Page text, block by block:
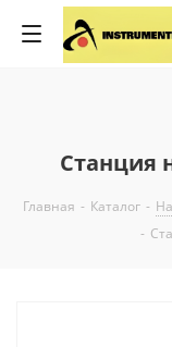
Станция
Главная - Каталог -
-